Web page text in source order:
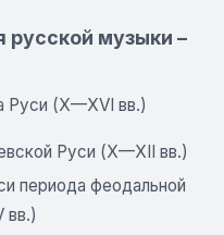
русской музыки –
Руси (X—XVI вв.)
Руси (X—XII вв.)
периода феодальной
вв.)